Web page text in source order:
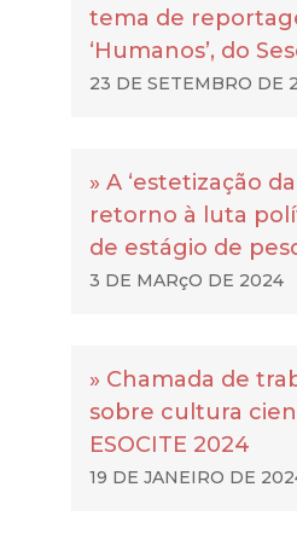
tema de
‘Humanos’, do
23 DE SETEMBRO DE
» A ‘estetização
retorno à luta
de estágio de
3 DE MARçO DE 2024
» Chamada de
sobre cultura
ESOCITE 2024
19 DE JANEIRO DE